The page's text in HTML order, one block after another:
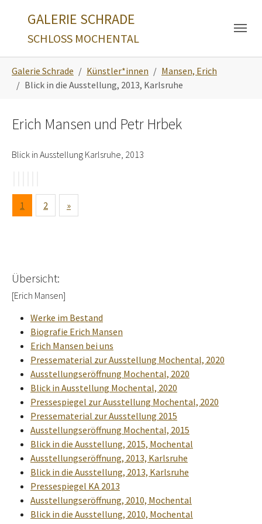
GALERIE SCHRADE
SCHLOSS MOCHENTAL
Galerie Schrade Künstler*innen
Mansen, Erich
Blick in die Ausstellung, 2013, Karlsruhe
Erich Mansen und Petr Hrbek
Blick in Ausstellung Karlsruhe, 2013
1 2 »
Übersicht:
[Erich Mansen]
Werke im Bestand
Biografie Erich Mansen
Erich Mansen bei uns
Pressematerial zur Ausstellung Mochental, 2020
Ausstellungseröffnung Mochental, 2020
Blick in Ausstellung Mochental, 2020
Pressespiegel zur Ausstellung Mochental, 2020
Pressematerial zur Ausstellung 2015
Ausstellungseröffnung Mochental, 2015
Blick in die Ausstellung, 2015, Mochental
Ausstellungseröffnung, 2013, Karlsruhe
Blick in die Ausstellung, 2013, Karlsruhe
Pressespiegel KA 2013
Ausstellungseröffnung, 2010, Mochental
Blick in die Ausstellung, 2010, Mochental